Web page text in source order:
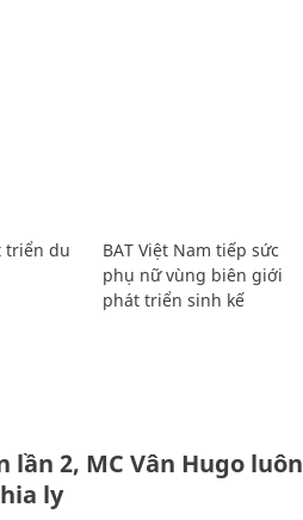
triển du
BAT Việt Nam tiếp sức
phụ nữ vùng biên giới
phát triển sinh kế
2, MC Vân Hugo luôn
ly